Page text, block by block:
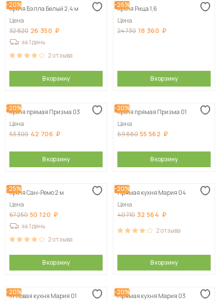
-20%
Кухня Бэлла Белый 2,4 м
Цена
32 820 26 350
за 1 день
2отзыва
В корзину
-26%
Кухня Рица 1,6
Цена
24 730 18 360
В корзину
-20%
Кухня прямая Призма 03
Цена
53 300 42 706
В корзину
-20%
Кухня прямая Призма 01
Цена
69 880 55 562
В корзину
-25%
Кухня Сан-Ремо 2 м
Цена
67 250 50 120
за 1 день
2отзыва
В корзину
-20%
Прямая кухня Мария 04
Цена
40 710 32 564
2отзыва
В корзину
-20%
Угловая кухня Мария 01 -20%
Прямая кухня Мария 03